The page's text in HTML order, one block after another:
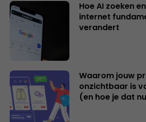
Hoe AI zoeken
internet
verandert
Waarom jouw
onzichtbaar is
(en hoe je dat